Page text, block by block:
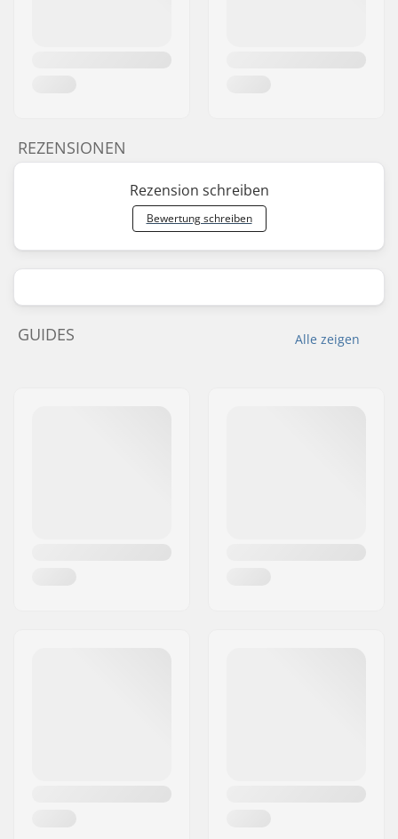
REZENSIONEN
Rezension schreiben
Bewertung schreiben
Alle zeigen
GUIDES